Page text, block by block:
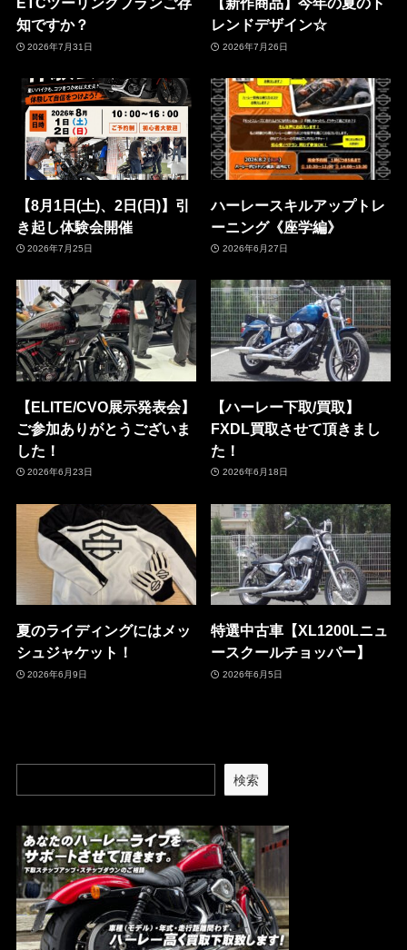
知ですか？
2026年7月31日
レンドデザイン☆
2026年7月26日
【8月1日(土)、2日(日)】引
き起し体験会開催
2026年7月25日
ハーレースキルアップトレ
ーニング《座学編》
2026年6月27日
【ELITE/CVO展示発表会】
ご参加ありがとうございま
した！
2026年6月23日
【ハーレー下取/買取】
FXDL買取させて頂きまし
た！
2026年6月18日
夏のライディングにはメッ
シュジャケット！
2026年6月9日
特選中古車【XL1200Lニュ
ースクールチョッパー】
2026年6月5日
検索